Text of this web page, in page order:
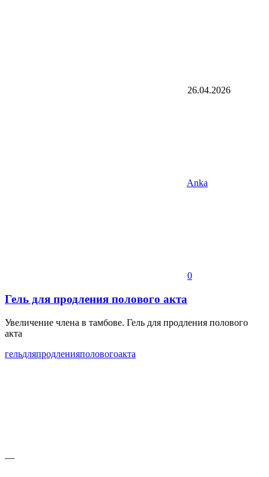
26.04.2026
Anka
0
Гель для продления полового акта
Увеличение члена в тамбове. Гель для продления полового
акта
гельдляпродленияполовогоакта
—